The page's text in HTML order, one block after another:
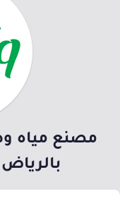
مصنع مياه